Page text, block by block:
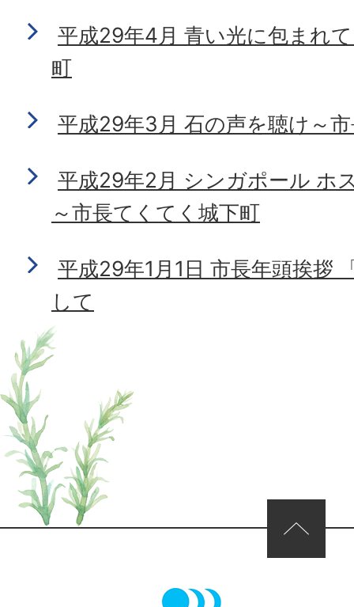
平成29年4月 青い光に包まれ
町
平成29年3月 石の声を聴け～
平成29年2月 シンガポール ホ
～市長てくてく城下町
平成29年1月1日 市長年頭挨拶
して
ページの先頭へ